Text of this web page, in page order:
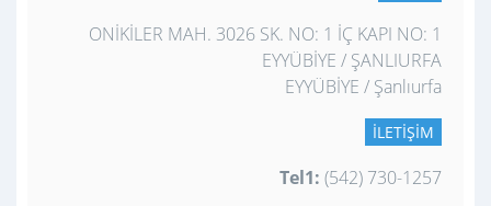
ONİKİLER MAH. 3026 SK. NO: 1 İÇ KAPI NO: 1
EYYÜBİYE / ŞANLIURFA
EYYÜBİYE / Şanlıurfa
İLETIŞIM
Tel1: (542) 730-1257